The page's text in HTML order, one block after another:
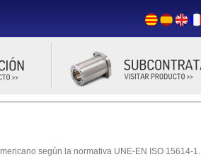
según la normativa UNE-EN ISO 15614-1.